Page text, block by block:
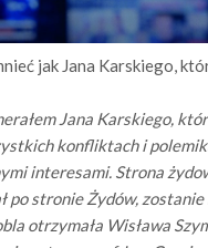
jak Jana Karskiego,
Jana Karskiego,
konfliktach i
interesami. Strona
stronie Żydów,
otrzymała Wisława